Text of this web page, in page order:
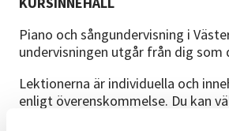
Piano och sångundervisning i
undervisningen utgår från dig som
Lektionerna är individuella och
enligt överenskommelse. Du kan